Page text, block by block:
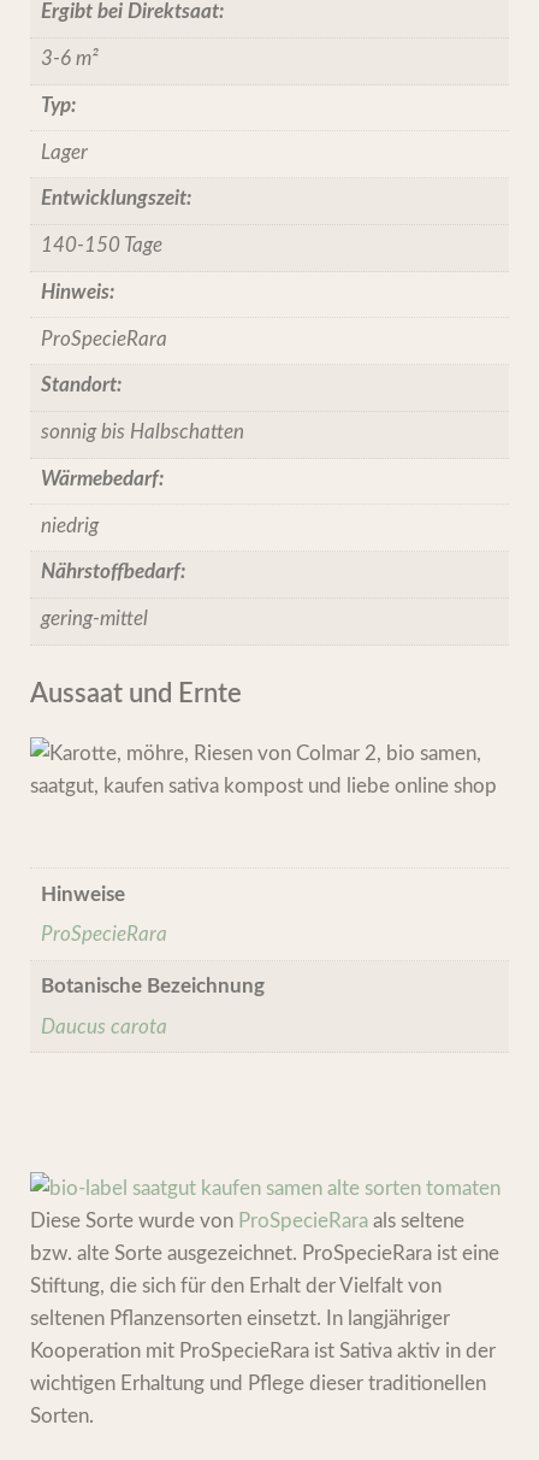
Ergibt bei Direktsaat:
3-6 m²
Typ:
Lager
Entwicklungszeit:
140-150 Tage
Hinweis:
ProSpecieRara
Standort:
sonnig bis Halbschatten
Wärmebedarf:
niedrig
Nährstoffbedarf:
gering-mittel
Aussaat und Ernte
Hinweise
ProSpecieRara
Botanische Bezeichnung
Daucus carota
Diese Sorte wurde von ProSpecieRara als seltene
bzw. alte Sorte ausgezeichnet. ProSpecieRara ist eine
Stiftung, die sich für den Erhalt der Vielfalt von
seltenen Pflanzensorten einsetzt. In langjähriger
Kooperation mit ProSpecieRara ist Sativa aktiv in der
wichtigen Erhaltung und Pflege dieser traditionellen
Sorten.